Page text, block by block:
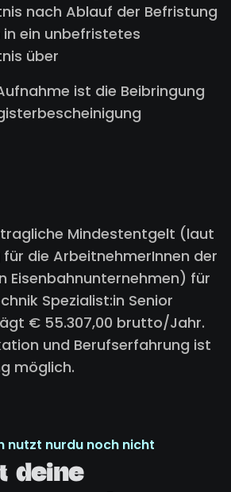
nach Ablauf der Befristung
ein unbefristetes
über
ist die Beibringung
Mindestentgelt (laut
die ArbeitnehmerInnen der
Eisenbahnunternehmen) für
Spezialist:in Senior
€ 55.307,00 brutto/Jahr.
und Berufserfahrung ist
möglich.
nutzt nurdu noch nicht
deine